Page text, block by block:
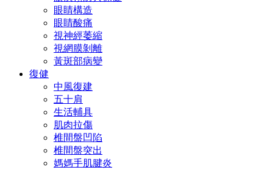
眼睛構造
眼睛酸痛
視神經萎縮
視網膜剝離
黃斑部病變
復健
中風復建
五十肩
生活輔具
肌肉拉傷
椎間盤凹陷
椎間盤突出
媽媽手肌腱炎